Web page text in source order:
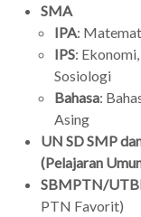
SMA
IPA:
IPS:
Sosiologi
Bahasa:
Asing
UN SD SMP
(Pelajaran
SBMPTN/
PTN Favorit)